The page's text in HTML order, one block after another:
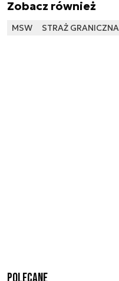
Zobacz również
MSW STRAŻ GRANICZNA